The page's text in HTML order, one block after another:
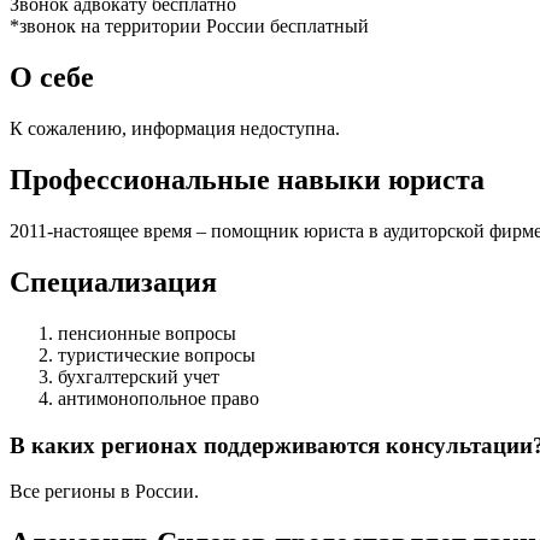
Звонок адвокату бесплатно
*звонок на территории России бесплатный
О себе
К сожалению, информация недоступна.
Профессиональные навыки юриста
2011-настоящее время – помощник юриста в аудиторской
Специализация
пенсионные вопросы
туристические вопросы
бухгалтерский учет
антимонопольное право
В каких регионах поддерживаются
Все регионы в России.